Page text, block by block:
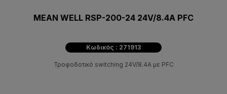
MEAN WELL RSP-200-24 24V/8.4A PFC
Κωδικός : 271913
Τροφοδοτικό switching 24V/8.4A με PFC